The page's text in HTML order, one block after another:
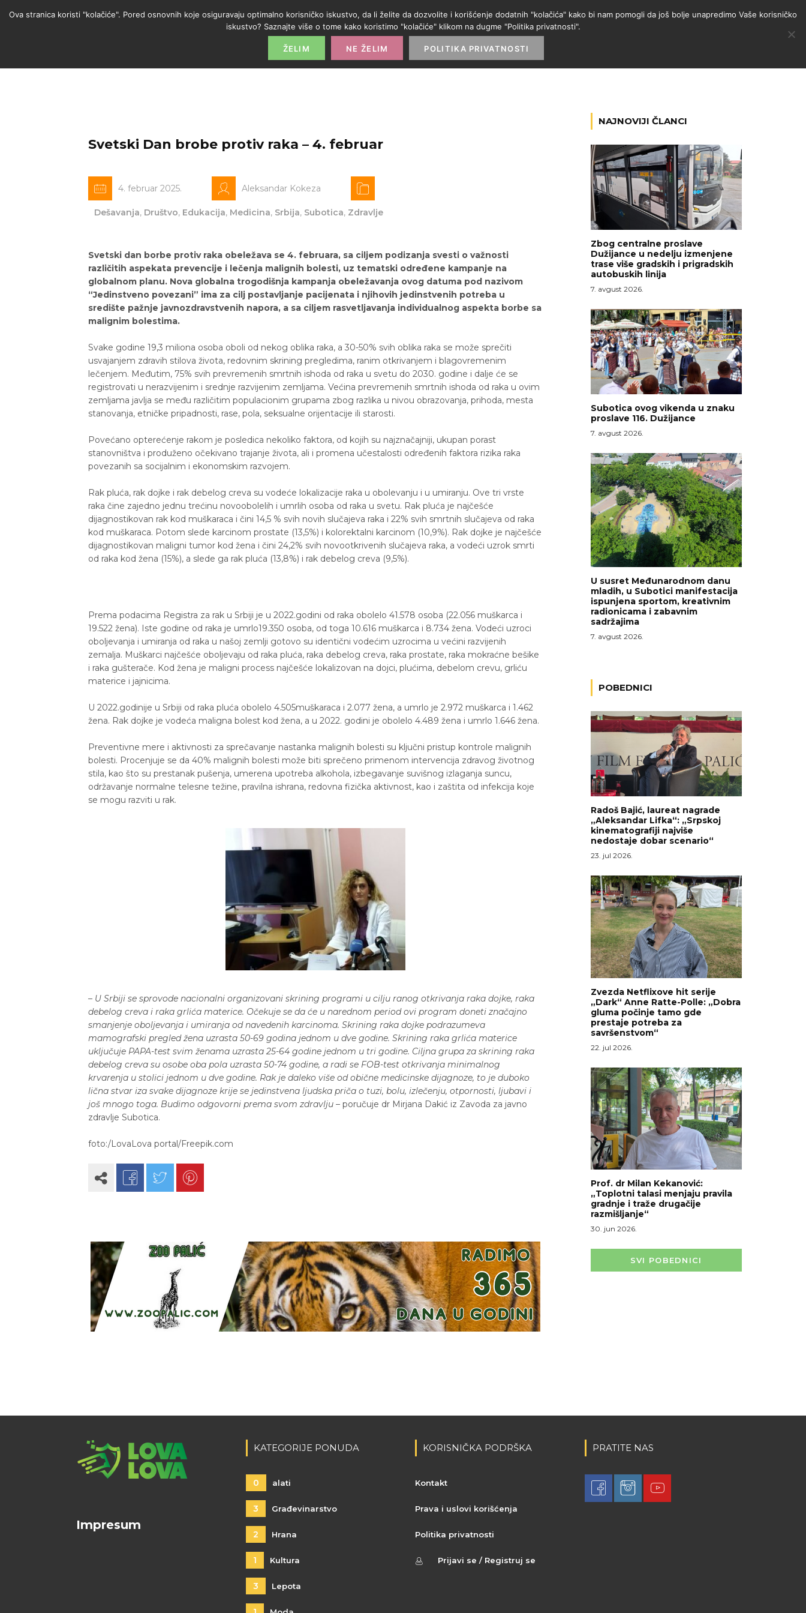
POČETNA PROMO IZLOG PARTNERI KATEGORIJE
Svetski Dan brobe protiv raka – 4. februar
4. februar 2025. Aleksandar Kokeza
Dešavanja, Društvo, Edukacija, Medicina, Srbija, Subotica, Zdravlje
Svetski dan borbe protiv raka obeležava se 4. februara, sa ciljem podizanja svesti o važnosti
različitih aspekata prevencije i lečenja malignih bolesti, uz tematski određene kampanje na
globalnom planu. Nova globalna trogodišnja kampanja obeležavanja ovog datuma pod nazivom
“Jedinstveno povezani” ima za cilj postavljanje pacijenata i njihovih jedinstvenih potreba u
središte pažnje javnozdravstvenih napora, a sa ciljem rasvetljavanja individualnog aspekta borbe sa
malignim bolestima.
Svake godine 19,3 miliona osoba oboli od nekog oblika raka, a 30-50% svih oblika raka se može sprečiti
usvajanjem zdravih stilova života, redovnim skrining pregledima, ranim otkrivanjem i blagovremenim
lečenjem. Međutim, 75% svih prevremenih smrtnih ishoda od raka u svetu do 2030. godine i dalje će se
registrovati u nerazvijenim i srednje razvijenim zemljama. Većina prevremenih smrtnih ishoda od raka u ovim
zemljama javlja se među različitim populacionim grupama zbog razlika u nivou obrazovanja, prihoda, mesta
stanovanja, etničke pripadnosti, rase, pola, seksualne orijentacije ili starosti.
Povećano opterećenje rakom je posledica nekoliko faktora, od kojih su najznačajniji, ukupan porast
stanovništva i produženo očekivano trajanje života, ali i promena učestalosti određenih faktora rizika raka
povezanih sa socijalnim i ekonomskim razvojem.
Rak pluća, rak dojke i rak debelog creva su vodeće lokalizacije raka u obolevanju i u umiranju. Ove tri vrste
raka čine zajedno jednu trećinu novoobolelih i umrlih osoba od raka u svetu. Rak pluća je najčešće
dijagnostikovan rak kod muškaraca i čini 14,5 % svih novih slučajeva raka i 22% svih smrtnih slučajeva od raka
kod muškaraca. Potom slede karcinom prostate (13,5%) i kolorektalni karcinom (10,9%). Rak dojke je najčešće
dijagnostikovan maligni tumor kod žena i čini 24,2% svih novootkrivenih slučajeva raka, a vodeći uzrok smrti
od raka kod žena (15%), a slede ga rak pluća (13,8%) i rak debelog creva (9,5%).
Prema podacima Registra za rak u Srbiji je u 2022.godini od raka obolelo 41.578 osoba (22.056 muškarca i
19.522 žena). Iste godine od raka je umrlo19.350 osoba, od toga 10.616 muškarca i 8.734 žena. Vodeći uzroci
oboljevanja i umiranja od raka u našoj zemlji gotovo su identični vodećim uzrocima u većini razvijenih
zemalja. Muškarci najčešće oboljevaju od raka pluća, raka debelog creva, raka prostate, raka mokraćne bešike
i raka gušterače. Kod žena je maligni process najčešće lokalizovan na dojci, plućima, debelom crevu, grliću
materice i jajnicima.
U 2022.godinije u Srbiji od raka pluća obolelo 4.505muškaraca i 2.077 žena, a umrlo je 2.972 muškarca i 1.462
žena. Rak dojke je vodeća maligna bolest kod žena, a u 2022. godini je obolelo 4.489 žena i umrlo 1.646 žena.
Preventivne mere i aktivnosti za sprečavanje nastanka malignih bolesti su ključni pristup kontrole malignih
bolesti. Procenjuje se da 40% malignih bolesti može biti sprečeno primenom intervencija zdravog životnog
stila, kao što su prestanak pušenja, umerena upotreba alkohola, izbegavanje suvišnog izlaganja suncu,
održavanje normalne telesne težine, pravilna ishrana, redovna fizička aktivnost, kao i zaštita od infekcija koje
se mogu razviti u rak.
– U Srbiji se sprovode nacionalni organizovani skrining programi u cilju ranog otkrivanja raka dojke, raka
debelog creva i raka grlića materice. Očekuje se da će u narednom period ovi program doneti značajno
smanjenje oboljevanja i umiranja od navedenih karcinoma. Skrining raka dojke podrazumeva
mamografski pregled žena uzrasta 50-69 godina jednom u dve godine. Skrining raka grlića materice
uključuje PAPA-test svim ženama uzrasta 25-64 godine jednom u tri godine. Ciljna grupa za skrining raka
debelog creva su osobe oba pola uzrasta 50-74 godine, a radi se FOB-test otkrivanja minimalnog
krvarenja u stolici jednom u dve godine. Rak je daleko više od obične medicinske dijagnoze, to je duboko
lična stvar iza svake dijagnoze krije se jedinstvena ljudska priča o tuzi, bolu, izlečenju, otpornosti, ljubavi i
još mnogo toga. Budimo odgovorni prema svom zdravlju – poručuje dr Mirjana Dakić iz Zavoda za javno
zdravlje Subotica.
foto:/LovaLova portal/Freepik.com
NAJNOVIJI ČLANCI
Zbog centralne proslave
Dužijance u nedelju izmenjene
trase više gradskih i prigradskih
autobuskih linija
7. avgust 2026.
Subotica ovog vikenda u znaku
proslave 116. Dužijance
7. avgust 2026.
U susret Međunarodnom danu
mladih, u Subotici manifestacija
ispunjena sportom, kreativnim
radionicama i zabavnim
sadržajima
7. avgust 2026.
POBEDNICI
Radoš Bajić, laureat nagrade
„Aleksandar Lifka“: „Srpskoj
kinematografiji najviše
nedostaje dobar scenario“
23. jul 2026.
Zvezda Netflixove hit serije
„Dark“ Anne Ratte-Polle: „Dobra
gluma počinje tamo gde
prestaje potreba za
savršenstvom“
22. jul 2026.
Prof. dr Milan Kekanović:
„Toplotni talasi menjaju pravila
gradnje i traže drugačije
razmišljanje“
30. jun 2026.
SVI POBEDNICI
Impresum
KATEGORIJE PONUDA
0 alati
3 Građevinarstvo
2 Hrana
1 Kultura
3 Lepota
KORISNIČKA PODRŠKA
Kontakt
Prava i uslovi korišćenja
Politika privatnosti
Prijavi se / Registruj se
PRATITE NAS
Ova stranica koristi "kolačiće". Pored osnovnih koje osiguravaju optimalno korisničko iskustvo, da li želite da dozvolite i korišćenje dodatnih "kolačića" kako bi nam pomogli da još bolje unapredimo Vaše korisničko
iskustvo? Saznajte više o tome kako koristimo "kolačiće" klikom na dugme "Politika privatnosti".
ŽELIM NE ŽELIM POLITIKA PRIVATNOSTI